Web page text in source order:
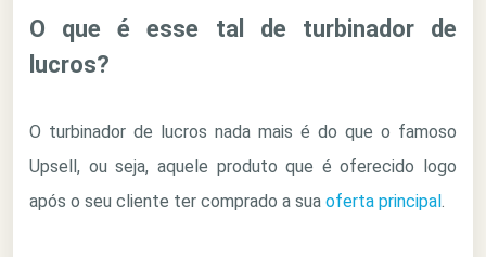
O que é esse tal de turbinador de
lucros?
O turbinador de lucros nada mais é do que o famoso
Upsell, ou seja, aquele produto que é oferecido logo
após o seu cliente ter comprado a sua oferta principal.